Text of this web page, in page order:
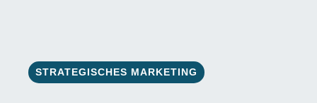
STRATEGISCHES MARKETING